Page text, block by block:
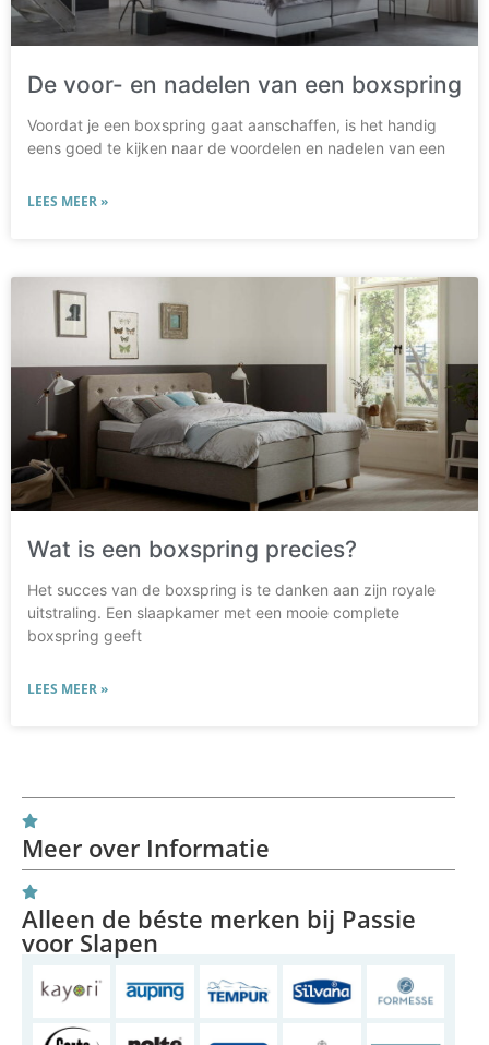
De voor- en nadelen van een boxspring
Voordat je een boxspring gaat aanschaffen, is het handig
eens goed te kijken naar de voordelen en nadelen van een
LEES MEER »
Wat is een boxspring precies?
Het succes van de boxspring is te danken aan zijn royale
uitstraling. Een slaapkamer met een mooie complete
boxspring geeft
LEES MEER »
Meer over Informatie
Alleen de béste merken bij Passie
voor Slapen